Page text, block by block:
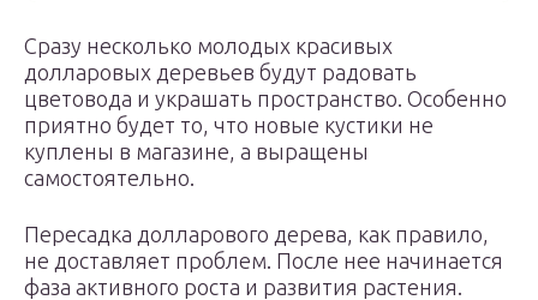
Сразу несколько молодых красивых
долларовых деревьев будут радовать
цветовода и украшать пространство. Особенно
приятно будет то, что новые кустики не
куплены в магазине, а выращены
самостоятельно.
Пересадка долларового дерева, как правило,
не доставляет проблем. После нее начинается
фаза активного роста и развития растения.